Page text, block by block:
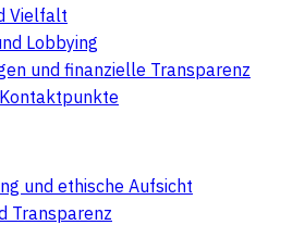
Vielfalt
Lobbying
und finanzielle Transparenz
und ethische Aufsicht
Transparenz